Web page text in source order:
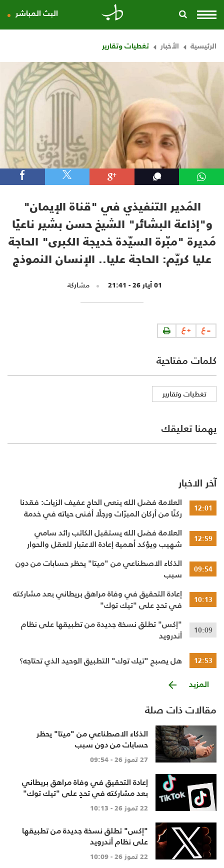
البث المباشر
الرئيسية الأخبار تغطيات وتقارير
المُدير التنفيذي في "قناة الإيمان"
و"إذاعة البشائر" الشيخ حسن بشير ناعيًا
مُديرة "مبّرة السيّدة خديجة الكبرى" الحاجة
عليا كريّم: الحاجة عليا.. الإنسان النموذج
01 أيار 26 - 21:41 مشاركة
كلمات مفتاحية
تغطيات وتقارير
يهمنا تعليقك
آخر الاخبار
12:01
العلامة فضل الله ينعى الحاج عفيف الزيات: فقدنا
ركنًا من أركان المبرّات ورجلًا أفنى حياته في خدمة
12:59
العلامة فضل الله يستقبل الكاتب رائد سامي
شهيب ويؤكد أهمية إعادة الاعتبار للعقل والحوار
09:54
الذكاء الاصطناعي من "ميتا" يحظر حسابات من دون
سبب
10:13
إعادة التحقيق في وفاة مراهق بريطاني بعد مشاركته
في تحدٍ على "تيك توك"
10:09
"إكس" تطلق نسخة جديدة من تطبيقها على نظام
أندرويد
12:53
هل يصبح "تيك توك" التطبيق الوحيد الذي تحتاجه؟
المزيد
مقالات ذات صلة
الذكاء الاصطناعي من "ميتا" يحظر
حسابات من دون سبب
27 تموز 26 - 09:54
إعادة التحقيق في وفاة مراهق بريطاني
بعد مشاركته في تحدٍ على "تيك توك"
22 تموز 26 - 10:13
"إكس" تطلق نسخة جديدة من تطبيقها
على نظام أندرويد
22 تموز 26 - 10:09